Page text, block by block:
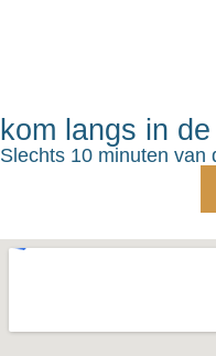
kom langs in
Slechts 10 minuten van